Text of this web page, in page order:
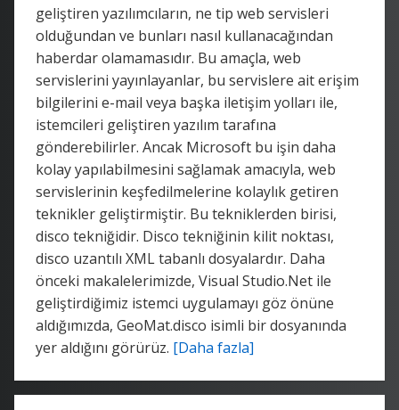
geliştiren yazılımcıların, ne tip web servisleri
olduğundan ve bunları nasıl kullanacağından
haberdar olamamasıdır. Bu amaçla, web
servislerini yayınlayanlar, bu servislere ait erişim
bilgilerini e-mail veya başka iletişim yolları ile,
istemcileri geliştiren yazılım tarafına
gönderebilirler. Ancak Microsoft bu işin daha
kolay yapılabilmesini sağlamak amacıyla, web
servislerinin keşfedilmelerine kolaylık getiren
teknikler geliştirmiştir. Bu tekniklerden birisi,
disco tekniğidir. Disco tekniğinin kilit noktası,
disco uzantılı XML tabanlı dosyalardır. Daha
önceki makalelerimizde, Visual Studio.Net ile
geliştirdiğimiz istemci uygulamayı göz önüne
aldığımızda, GeoMat.disco isimli bir dosyanında
yer aldığını görürüz. [Daha fazla]